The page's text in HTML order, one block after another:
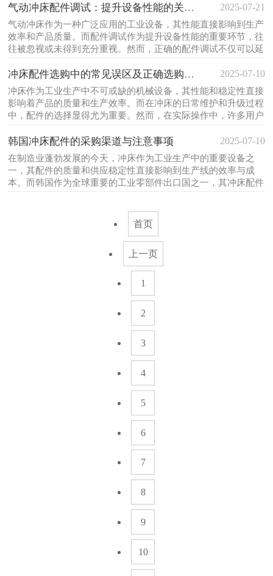
评估这些配件的性价比，成为许多企业面临的难题。本文将从多
个角度深入探讨这一问题...
气动冲床配件调试：提升设备性能的关键步骤 2025-07-21
气动冲床作为一种广泛应用的工业设备，其性能直接影响到生产
效率和产品质量。而配件调试作为提升设备性能的重要环节，往
往被忽视或未得到充分重视。然而，正确的配件调试不仅可以延
了解并掌握气动冲床配件调试的关键步骤，对于每一位操作人员
来说都至关重要。在开...
冲床配件选购中的常见误区及正确选购策略 2025-07-10
冲床作为工业生产中不可或缺的机械设备，其性能和稳定性直接
影响着产品的质量和生产效率。而在冲床的日常维护和升级过程
中，配件的选择显得尤为重要。然而，在实际操作中，许多用户
寿命缩短甚至引发安全隐患。本文将深入探讨这些常见误区，并
提供科学合理的选购策...
韩国冲床配件的采购渠道与注意事项 2025-07-10
在制造业蓬勃发展的今天，冲床作为工业生产中的重要设备之
一，其配件的质量和供应稳定性直接影响到生产线的效率与成
本。而韩国作为全球重要的工业零部件出口国之一，其冲床配件
首页
上一页
1
2
3
4
5
6
7
8
9
10